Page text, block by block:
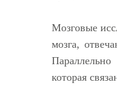
Мозговые
мозга,
которая